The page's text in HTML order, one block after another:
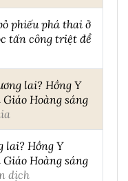
phiếu phá thai ở
tấn công triệt để
lai? Hồng Y
Hoàng sáng
lai? Hồng Y
Hoàng sáng
dịch